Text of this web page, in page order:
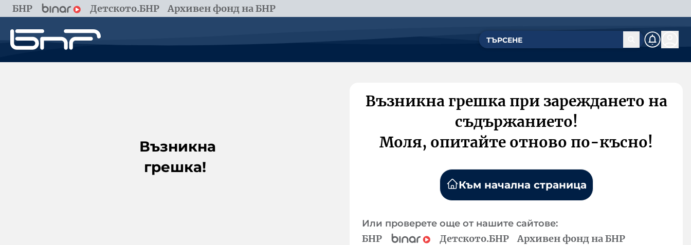
БНР Детското.БНР Архивен фонд на БНР
Възникна
грешка!
Възникна грешка при зареждането на
съдържанието!
Моля, опитайте отново по-късно!
Към начална страница
Или проверете още от нашите сайтове:
БНР Детското.БНР Архивен фонд на БНР